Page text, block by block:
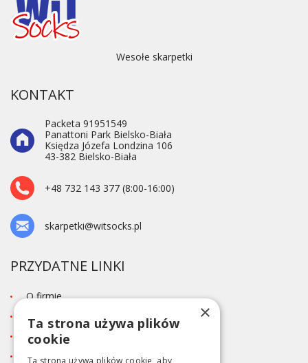
Wesołe skarpetki
KONTAKT
Packeta 91951549
Panattoni Park Bielsko-Biała
Księdza Józefa Londzina 106
43-382 Bielsko-Biała
+48 732 143 377 (8:00-16:00)
skarpetki@witsocks.pl
PRZYDATNE LINKI
O firmie
Blog
Kontakt
Tabela rozmiarów
×
Ta strona używa plików
cookie
Ta strona używa plików cookie, aby